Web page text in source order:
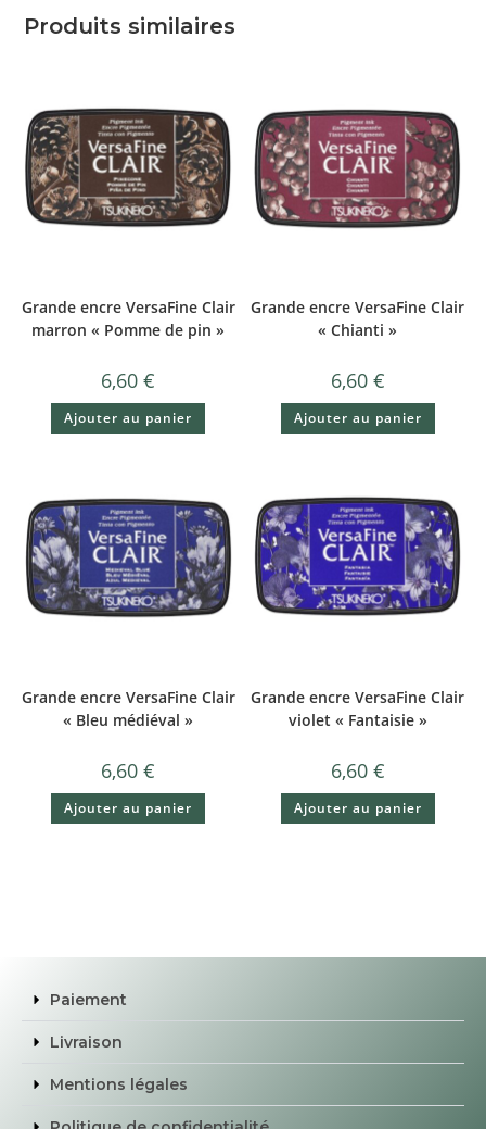
Produits similaires
Grande encre VersaFine Clair
marron « Pomme de pin »
6,60€
Ajouter au panier
Grande encre VersaFine Clair
« Chianti »
6,60 €
Ajouter au panier
Grande encre VersaFine Clair
« Bleu médiéval »
6,60€
Ajouter au panier
Grande encre VersaFine Clair
violet « Fantaisie »
6,60 €
Ajouter au panier
Paiement
Livraison
Mentions légales